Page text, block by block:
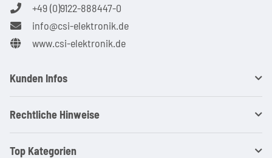
+49 (0)9122-888447-0
info@csi-elektronik.de
www.csi-elektronik.de
Kunden Infos
Rechtliche Hinweise
Top Kategorien